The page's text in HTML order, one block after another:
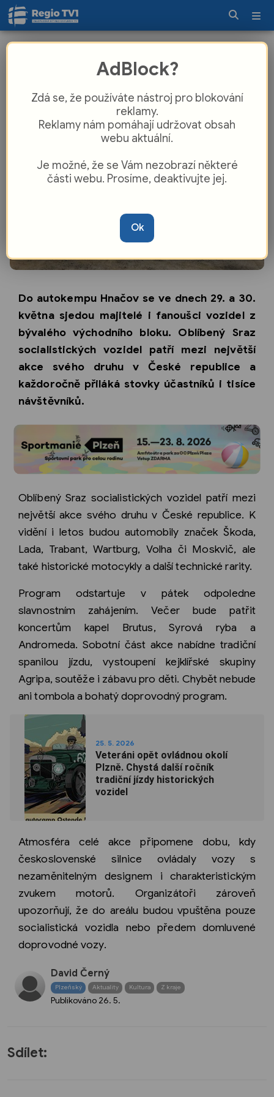
Hnačov zaplní veteráni
Do autokempu Hnačov se ve dnech 29. a 30.
května sjedou majitelé i fanoušci vozidel z
bývalého východního bloku. Oblíbený Sraz
socialistických vozidel patří mezi největší
akce svého druhu v České republice a
každoročně přiláká stovky účastníků i tisíce
návštěvníků.
Oblíbený Sraz socialistických vozidel patří mezi
největší akce svého druhu v České republice. K
vidění i letos budou automobily značek Škoda,
Lada, Trabant, Wartburg, Volha či Moskvič, ale
také historické motocykly a další technické rarity.
Program odstartuje v pátek odpoledne
slavnostním zahájením. Večer bude patřit
koncertům kapel Brutus, Syrová ryba a
Andromeda. Sobotní část akce nabídne tradiční
spanilou jízdu, vystoupení kejklířské skupiny
Agripa, soutěže i zábavu pro děti. Chybět nebude
ani tombola a bohatý doprovodný program.
25. 5. 2026
Veteráni opět ovládnou okolí
Plzně. Chystá další ročník
tradiční jízdy historických
vozidel
Atmosféra celé akce připomene dobu, kdy
československé silnice ovládaly vozy s
nezaměnitelným designem i charakteristickým
zvukem motorů. Organizátoři zároveň
upozorňují, že do areálu budou vpuštěna pouze
socialistická vozidla nebo předem domluvené
doprovodné vozy.
David Černý
Plzeňský Aktuality Kultura Z kraje
Publikováno 26. 5.
Sdílet:
AdBlock?
Zdá se, že používáte nástroj pro blokování
reklamy.
Reklamy nám pomáhají udržovat obsah
webu aktuální.
Je možné, že se Vám nezobrazí některé
části webu. Prosíme, deaktivujte jej.
Ok